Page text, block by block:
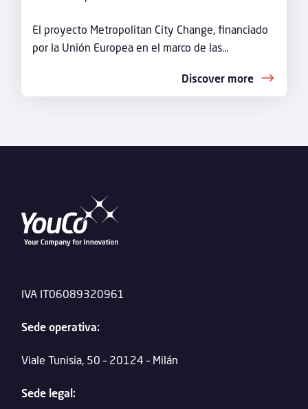
El proyecto Metropolitan City Change, financiado
por la Unión Europea en el marco de las...
Discover more
IVA IT06089320961
Sede operativa:
Viale Tunisia, 50 – 20124 – Milán
Sede legal: